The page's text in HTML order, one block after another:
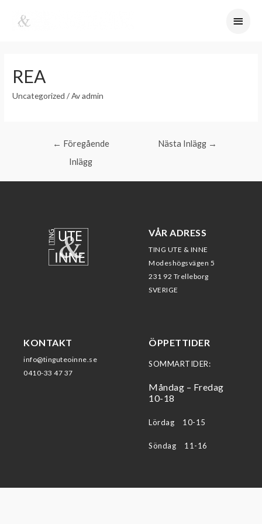
REA
Uncategorized / Avadmin
← Föregående
Inlägg
Nästa Inlägg →
VÅR ADRESS
TING UTE & INNE
Modeshögsvägen 5
231 92 Trelleborg
SVERIGE
KONTAKT
info@tinguteoinne.se
0410-33 47 37
ÖPPETTIDER
SOMMARTIDER:
Måndag – Fredag
10-18
Lördag 10-15
Söndag 11-16